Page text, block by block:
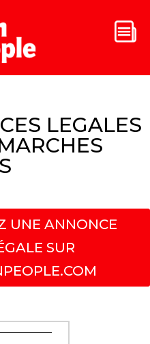
LEGALES
UNE ANNONCE
SUR